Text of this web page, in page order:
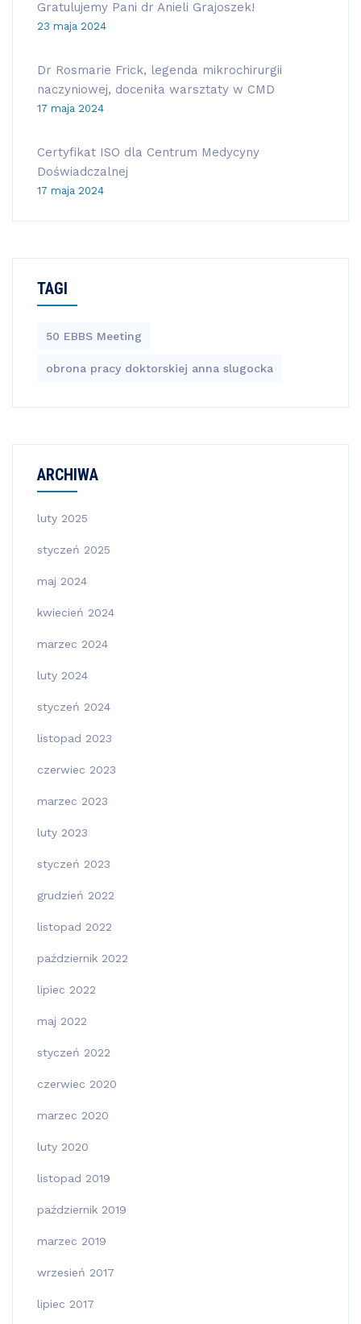
Gratulujemy Pani dr Anieli Grajoszek!
23 maja 2024
Dr Rosmarie Frick, legenda mikrochirurgii
naczyniowej, doceniła warsztaty w CMD
17 maja 2024
Certyfikat ISO dla Centrum Medycyny
Doświadczalnej
17 maja 2024
TAGI
50 EBBS Meeting
obrona pracy doktorskiej anna slugocka
ARCHIWA
luty 2025
styczeń 2025
maj 2024
kwiecień 2024
marzec 2024
luty 2024
styczeń 2024
listopad 2023
czerwiec 2023
marzec 2023
luty 2023
styczeń 2023
grudzień 2022
listopad 2022
październik 2022
lipiec 2022
maj 2022
styczeń 2022
czerwiec 2020
marzec 2020
luty 2020
listopad 2019
październik 2019
marzec 2019
wrzesień 2017
lipiec 2017